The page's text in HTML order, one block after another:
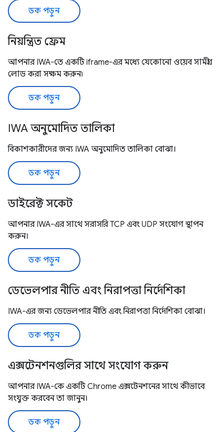
ডক পড়ুন
নিয়ন্ত্রিত ফ্রেম
আপনার IWA-তে একটি iframe-এর মধ্যে যেকোনো ওয়েব সামগ্রী
লোড করা সক্ষম করুন৷
ডক পড়ুন
IWA অনুমোদিত তালিকা
বিকাশকারীদের জন্য IWA অনুমোদিত তালিকা বোঝা।
ডক পড়ুন
ডাইরেক্ট সকেট
আপনার IWA-এর সাথে সরাসরি TCP এবং UDP সংযোগ স্থাপন
করুন।
ডক পড়ুন
ডেভেলপার নীতি এবং নিরাপত্তা নির্দেশিকা
IWA-এর জন্য ডেভেলপার নীতি এবং নিরাপত্তা নির্দেশিকা বোঝা।
ডক পড়ুন
এক্সটেনশনগুলির সাথে সংযোগ করুন
আপনার IWA-কে একটি Chrome এক্সটেনশনের সাথে কীভাবে
সংযুক্ত করবেন তা জানুন।
ডক পড়ুন